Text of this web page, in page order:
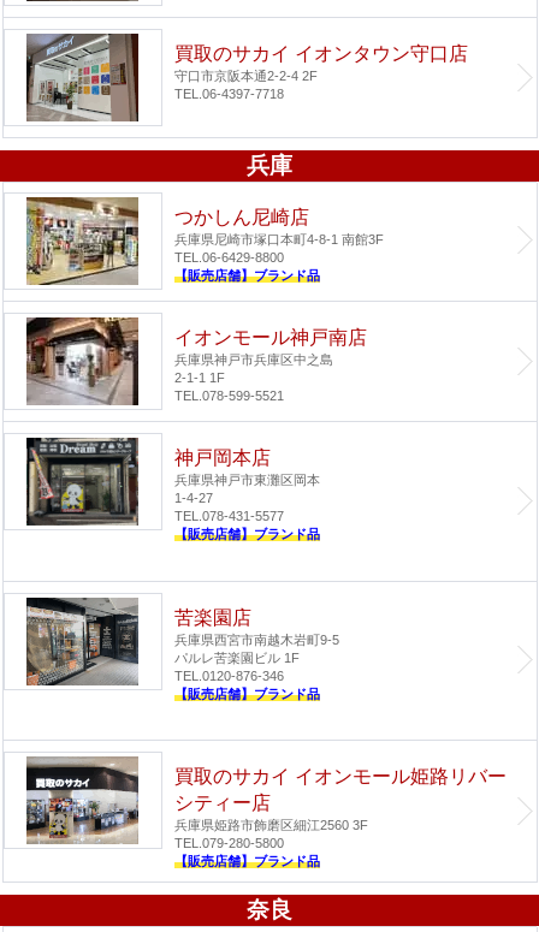
買取のサカイ イオンタウン守口店
守口市京阪本通2-2-4 2F
TEL.06-4397-7718
兵庫
つかしん尼崎店
兵庫県尼崎市塚口本町4-8-1 南館3F
TEL.06-6429-8800
【販売店舗】ブランド品
イオンモール神戸南店
兵庫県神戸市兵庫区中之島
2-1-1 1F
TEL.078-599-5521
神戸岡本店
兵庫県神戸市東灘区岡本
1-4-27
TEL.078-431-5577
【販売店舗】ブランド品
苦楽園店
兵庫県西宮市南越木岩町9-5
パルレ苦楽園ビル 1F
TEL.0120-876-346
【販売店舗】ブランド品
買取のサカイ イオンモール姫路リバー
シティー店
兵庫県姫路市飾磨区細江2560 3F
TEL.079-280-5800
【販売店舗】ブランド品
奈良